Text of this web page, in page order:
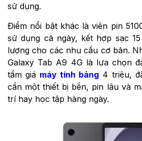
sử dụng.
Điểm nổi bật khác là viên pin
sử dụng cả ngày, kết hợp sạc
lượng cho các nhu cầu cơ bản.
Galaxy Tab A9 4G là lựa chọn
tầm giá máy tính bảng 4 triệu,
cần một thiết bị bền, pin lâu và
trí hay học tập hàng ngày.